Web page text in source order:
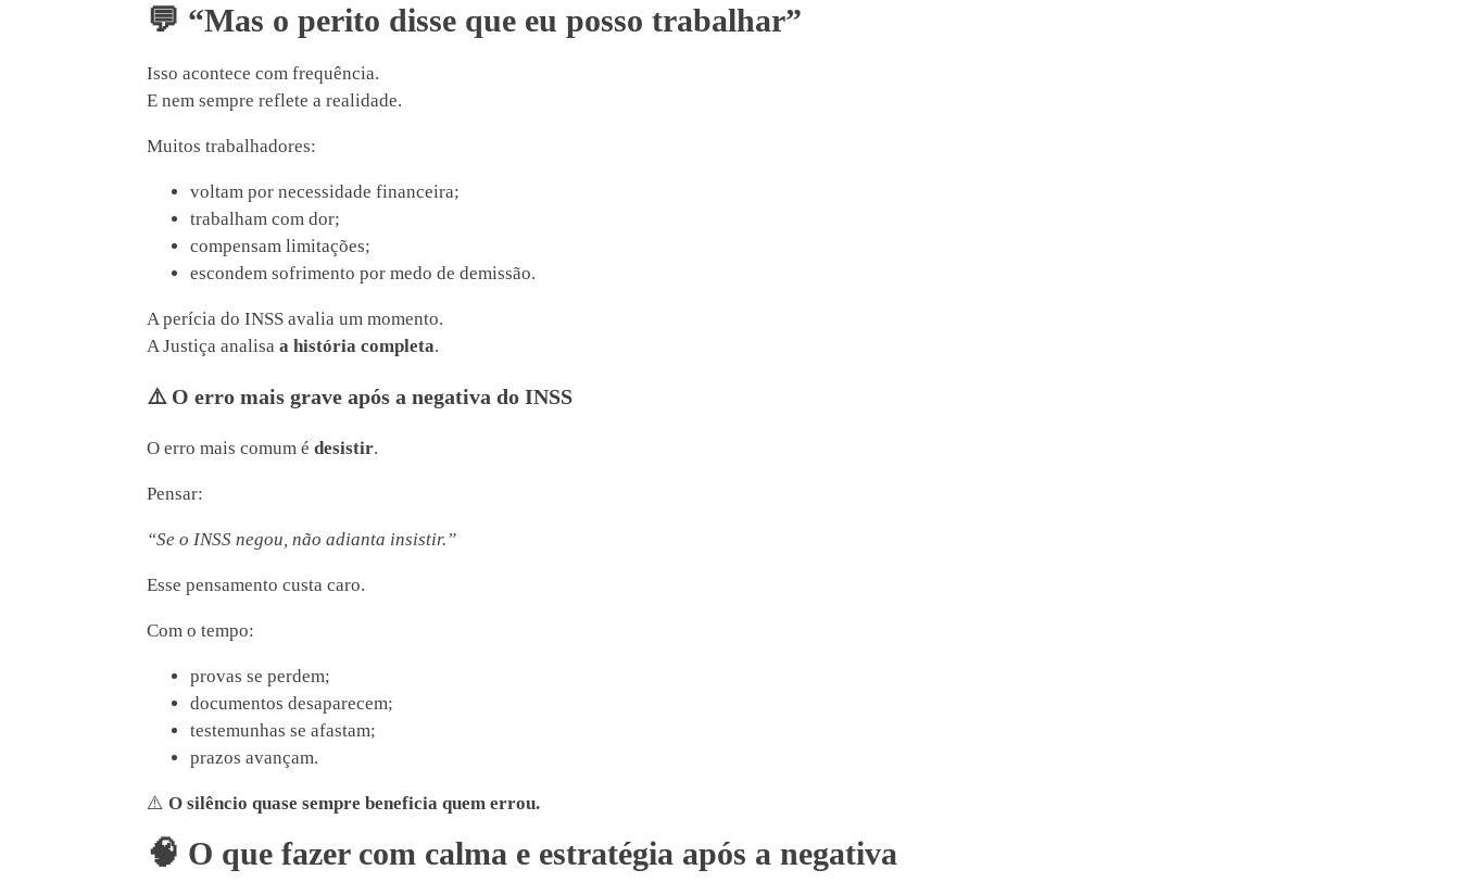
💬 “Mas o perito disse que eu posso trabalhar”
Isso acontece com frequência.
E nem sempre reflete a realidade.
Muitos trabalhadores:
voltam por necessidade financeira;
trabalham com dor;
compensam limitações;
escondem sofrimento por medo de demissão.
A perícia do INSS avalia um momento.
A Justiça analisa a história completa.
⚠️O erro mais grave após a negativa do INSS
O erro mais comum é desistir.
Pensar:
“Se o INSS negou, não adianta insistir.”
Esse pensamento custa caro.
Com o tempo:
provas se perdem;
documentos desaparecem;
testemunhas se afastam;
prazos avançam.
⚠️ O silêncio quase sempre beneficia quem errou.
🧠 O que fazer com calma e estratégia após a negativa